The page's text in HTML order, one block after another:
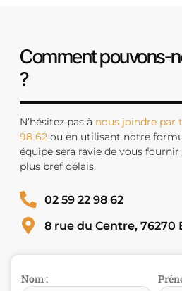
Comment pouvons-
?
N’hésitez pas à nous joindre par
98 62 ou en utilisant notre
équipe sera ravie de vous
plus bref délais.
02 59 22 98 62
8 rue du Centre, 76270
Nom :